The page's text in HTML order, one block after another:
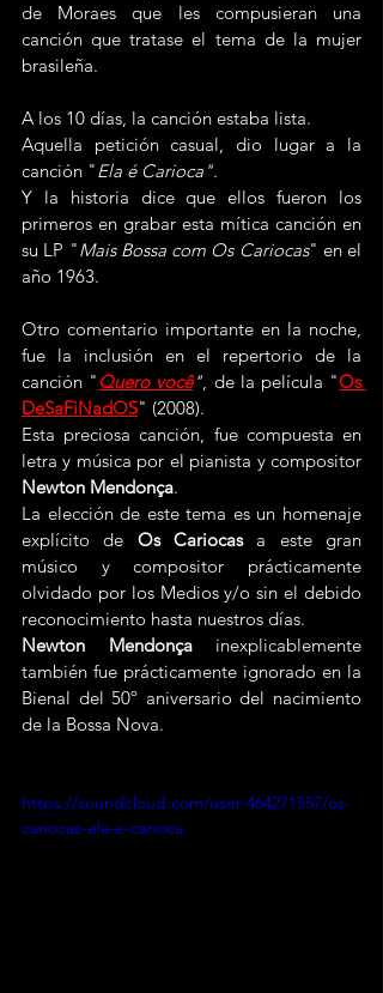
de Moraes que les compusieran una
canción que tratase el tema de la mujer
brasileña.
A los 10 días, la canción estaba lista.
Aquella petición casual, dio lugar a la
canción "Ela é Carioca".
Y la historia dice que ellos fueron los
primeros en grabar esta mítica canción en
su LP "Mais Bossa com Os Cariocas" en el
año 1963.
Otro comentario importante en la noche,
fue la inclusión en el repertorio de la
canción " Quero você", de la película "Os
DeSaFiNadOS" (2008).
Esta preciosa canción, fue compuesta en
Newton Mendonça.
La elección de este tema es un homenaje
explícito de Os Cariocas a este gran
músico y compositor prácticamente
olvidado por los Medios y/o sin el debido
reconocimiento hasta nuestros días.
Newton Mendonça inexplicablemente
también fue prácticamente ignorado en la
Bienal del 50º aniversario del nacimiento
de la Bossa Nova.
https://soundcloud.com/user-464271557/os-
cariocas-ela-e-carioca